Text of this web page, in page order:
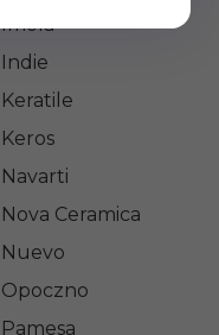
Imola
Indie
Keratile
Keros
Navarti
Nova Ceramica
Nuevo
Opoczno
Pamesa